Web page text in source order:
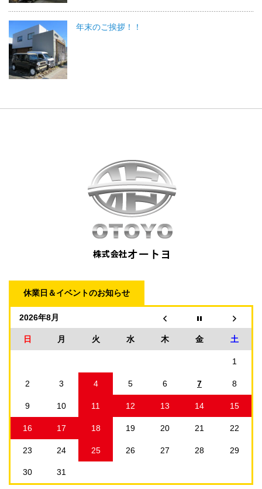
年末のご挨拶！！
休業日＆イベントのお知らせ
2026年8月
日 月 火 水 木 金 土
1
2 3 4 5 6 7 8
9 10 11 12 13 14 15
16 17 18 19 20 21 22
23 24 25 26 27 28 29
30 31